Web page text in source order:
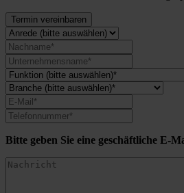
Termin vereinbaren
Bitte geben Sie eine geschäftliche E-